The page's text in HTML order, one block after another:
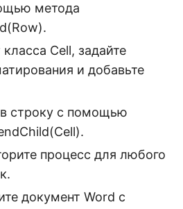
метода
Cell, задайте
и добавьте
в строку с помощью
процесс для любого
документ Word с